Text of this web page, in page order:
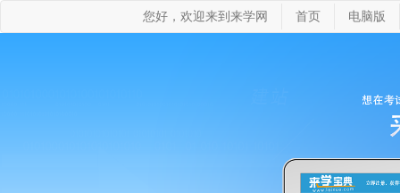
您好，欢迎来到来学网 首页 电脑版